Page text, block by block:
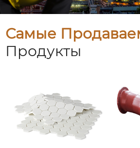
Самые
Продукты